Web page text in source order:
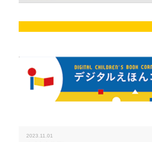
2023.11.01